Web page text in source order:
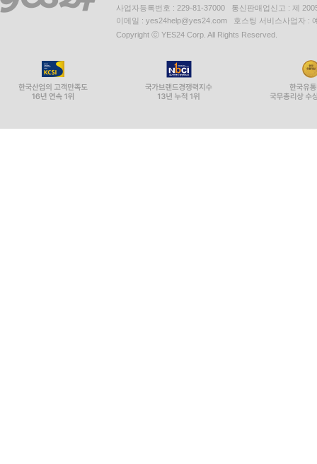
사업자등록번호 : 229-81-37000 통신판매업신고 : 제
이메일 : yes24help@yes24.com 호스팅 서비스사업자 :
Copyright ⓒ YES24 Corp. All Rights Reserved.